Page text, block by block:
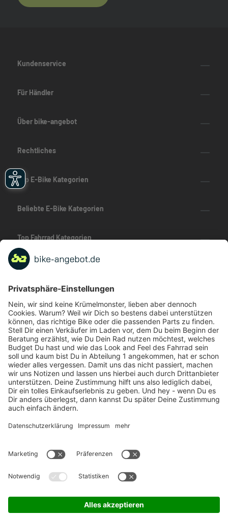
Kundenservice
Für Händler
Über bike-angebot
Rechtliches
Top E-Bike Kategorien
Beliebte E-Bike Kategorien
Top Fahrrad Kategorien
Beliebte Fahrrad-Kategorien
Marken-Highlights
TOP-Marken
ZAHLUNGSARTEN / RATENKAUF
FÜR ARBEITGEBER & ARBEITNEHMER